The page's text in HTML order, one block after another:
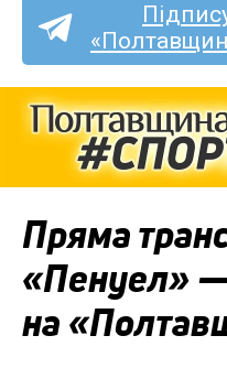
Пряма
«Пенуел»
на